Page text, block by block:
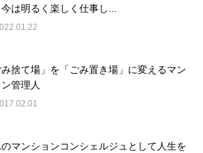
は明るく楽しく仕事し...
み捨て場」を「ごみ置き場」に変えるマン
管理人
マンションコンシェルジュとして人生を